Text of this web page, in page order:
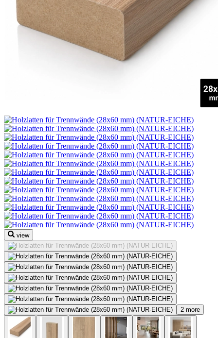
view
2 more